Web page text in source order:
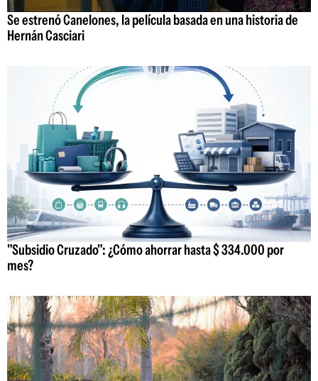
Se estrenó Canelones, la película basada en una historia de
Hernán Casciari
"Subsidio Cruzado": ¿Cómo ahorrar hasta $ 334.000 por
mes?